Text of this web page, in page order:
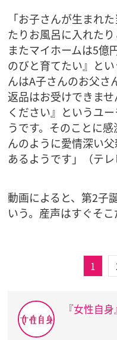
「お子さんが生まれ
たりお風呂に入れたり
またマイホームは5億
のびと育てたい』と
んはA子さんのお父さ
返品はお受けできま
ください』というユ
うです。そのことに
んのように愛情深い
あるようです」（テレ
動画によると、第2子
いう。産声はすぐそこ
1
『女性自